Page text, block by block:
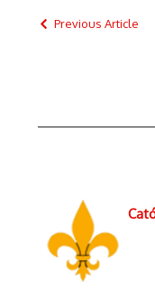
Previous Article